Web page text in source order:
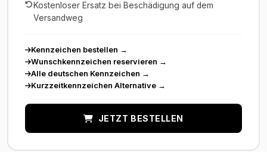
Kostenloser Ersatz bei Beschädigung auf dem
Versandweg
Kennzeichen bestellen →
Wunschkennzeichen reservieren →
Alle deutschen Kennzeichen →
Kurzzeitkennzeichen Alternative →
JETZT BESTELLEN